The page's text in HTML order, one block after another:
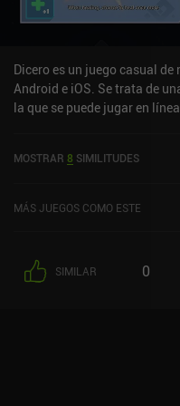
Dicero es un juego casual
Android e iOS. Se trata de
la que se puede jugar en
4,5 sobre 5,0 en Google Play
MOSTRAR 8 SIMILITUDES
MÁS JUEGOS COMO ESTE
SIMILAR 0